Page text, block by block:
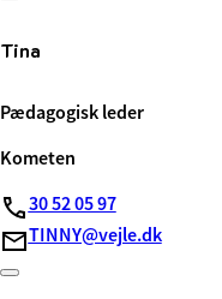
Tina
Pædagogisk leder
Kometen
30 52 05 97
TINNY@vejle.dk